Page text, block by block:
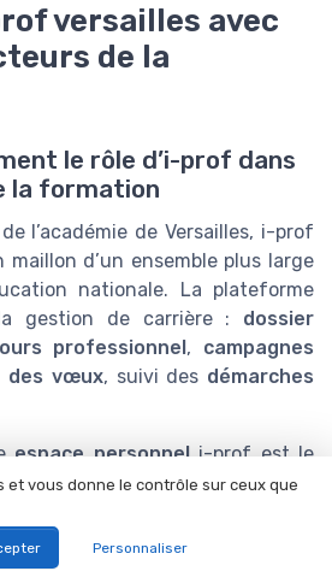
versailles avec
de la
le rôle d’i-prof dans
la formation
l’académie de Versailles, i-prof
maillon d’un ensemble plus large
nationale. La plateforme
gestion de carrière : dossier
professionnel, campagnes
des vœux, suivi des démarches
espace personneli-prof est le
dossier
pour la gestion carrière ;
et vous donne le contrôle sur ceux que
Personnaliser